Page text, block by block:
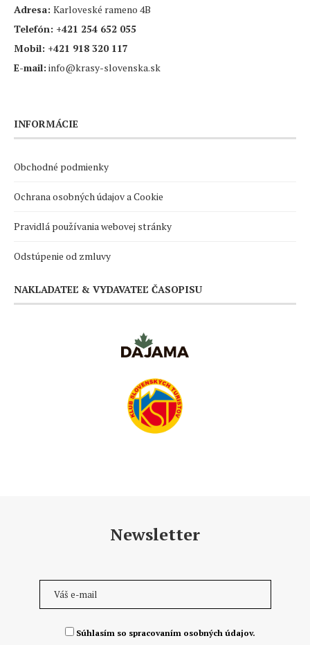
Adresa: Karloveské rameno 4B
Telefón: +421 254 652 055
Mobil: +421 918 320 117
E-mail: info@krasy-slovenska.sk
INFORMÁCIE
Obchodné podmienky
Ochrana osobných údajov a Cookie
Pravidlá používania webovej stránky
Odstúpenie od zmluvy
NAKLADATEĽ & VYDAVATEĽ ČASOPISU
Newsletter
Súhlasím so spracovaním osobných údajov.